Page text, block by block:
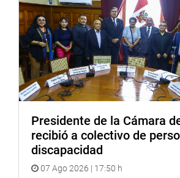
investigación.
“No hablamos de simples trámites
hablamos de obras de salud que no
inconclusas, presupuestos
posibles redes de corrupción que
con rigor y transparencia”, puntualizó
INSTITUCIONAL
Presidente de la Cámara
recibió a colectivo de
discapacidad
07 Ago 2026 | 17:50 h